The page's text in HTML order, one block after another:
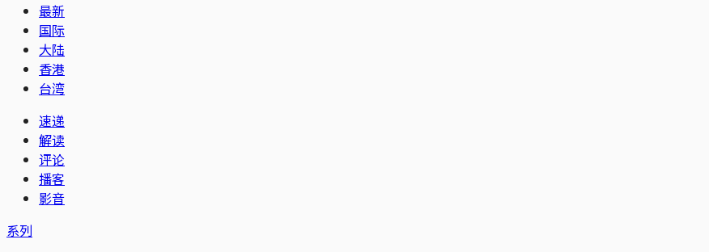
最新
国际
大陆
香港
台湾
速递
解读
评论
播客
影音
系列